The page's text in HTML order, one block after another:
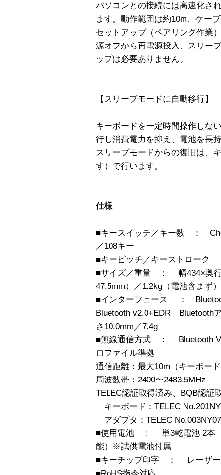
パソコンとの接続には高速化さ
ます。動作範囲は約10m、ケー
セットアップ（ペアリング作業
源オフから再電源投入、スリー
ップは必要ありません。
【スリープモードに自動移行】
キーボードを一定時間操作しな
行し消費電力を抑え、電池を長
スリープモードからの復旧は、
す）で行います。
仕様
■キースイッチ／キー数 ：
／108キー
■キーピッチ／キーストローク
■サイズ／重量 ： 幅434×奥行
47.5mm）／1.2kg（電池含まず）
■インターフェース ：
Bluetooth v2.0+EDR Bluetooth
さ10.0mm／7.4g
■無線通信方式 ： Bluetooth
ロファイル準拠
通信距離：最大10m（キーボー
周波数帯：2400〜2483.5MHz
TELEC認証取得済み、BQB認証
キーボード：TELEC
アダプタ：TELEC
■使用電池 ： 単3乾電池 2本（
能）※試供電池付属
■キーチップ印字 ： レーザー